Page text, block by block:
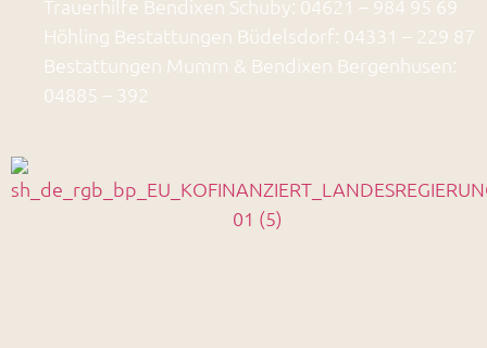
Trauerhilfe Bendixen Schuby: 04621 – 984 95 69
Höhling Bestattungen Büdelsdorf: 04331 – 229 87
Bestattungen Mumm & Bendixen Bergenhusen:
04885 – 392